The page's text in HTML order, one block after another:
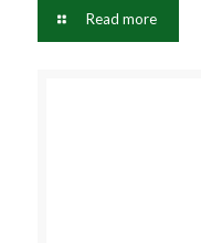
Read more